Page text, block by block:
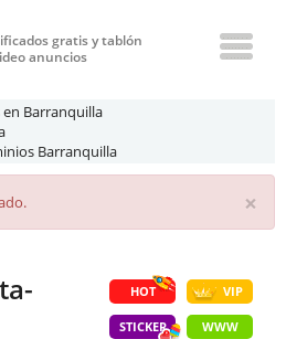
gratis y tablón
anuncios
Barranquilla
Barranquilla
×
HOT VIP
STICKER WWW